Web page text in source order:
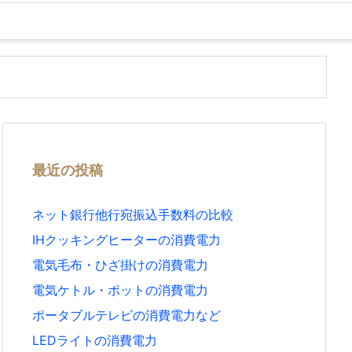
最近の投稿
ネット銀行他行宛振込手数料の比較
IHクッキングヒーターの消費電力
電気毛布・ひざ掛けの消費電力
電気ケトル・ポットの消費電力
ポータブルテレビの消費電力など
LEDライトの消費電力